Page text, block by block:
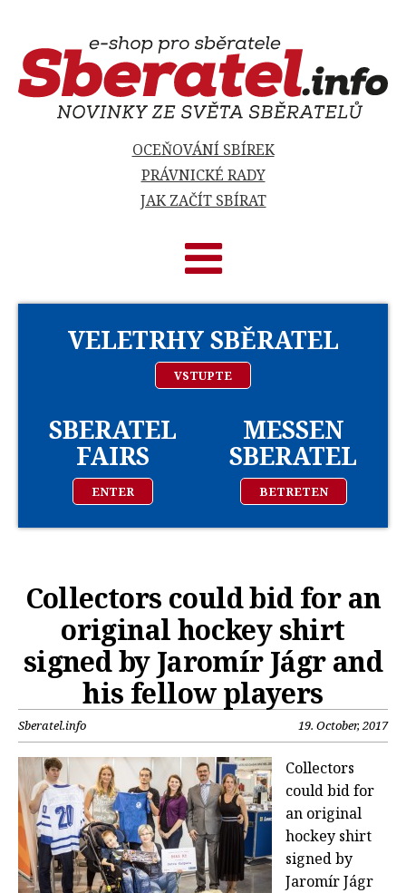
OCEŇOVÁNÍ SBÍREK
PRÁVNICKÉ RADY
JAK ZAČÍT SBÍRAT
VELETRHY SBĚRATEL
VSTUPTE
SBERATEL
FAIRS
ENTER
MESSEN
SBERATEL
BETRETEN
Collectors could bid for an
original hockey shirt
signed by Jaromír Jágr and
his fellow players
Sberatel.info 19. October, 2017
Collectors
could bid for
an original
hockey shirt
signed by
Jaromír Jágr